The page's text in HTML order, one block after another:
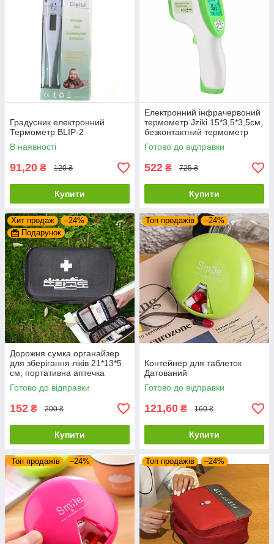
Градусник електронний
Термометр BLIP-2
В наявності
91,20 ₴ 120 ₴
Купити
Електронний інфрачервоний
термометр Jziki 15*3,5*3,5см,
безконтактний термометр
Готово до відправки
522 ₴ 725 ₴
Купити
Хит продаж
–24%
Подарунок
Дорожня сумка органайзер
для зберігання ліків 21*13*5
см, портативна аптечка
Готово до відправки
152 ₴ 200 ₴
Купити
Топ продажів –24%
Контейнер для таблеток
Датований
Готово до відправки
121,60 ₴ 160 ₴
Купити
Топ продажів –24% Топ продажів –24%